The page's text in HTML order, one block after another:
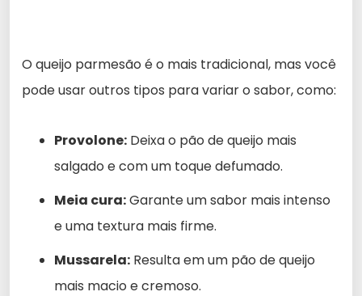
O queijo parmesão é o mais tradicional, mas você
pode usar outros tipos para variar o sabor, como:
Provolone: Deixa o pão de queijo mais
salgado e com um toque defumado.
Meia cura:Garante um sabor mais intenso
e uma textura mais firme.
Mussarela: Resulta em um pão de queijo
mais macio e cremoso.